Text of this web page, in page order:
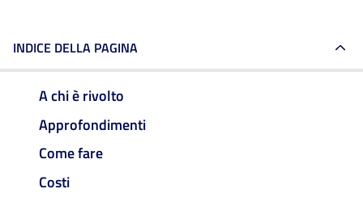
INDICE DELLA PAGINA
A chi è rivolto
Approfondimenti
Come fare
Costi